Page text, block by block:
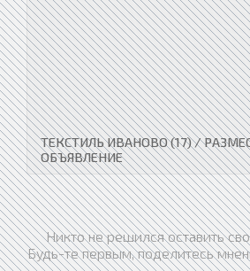
ТЕКСТИЛЬ ИВАНОВО (17) /
ОБЪЯВЛЕНИЕ
Никто не решился оставить
Будь-те первым, поделитесь